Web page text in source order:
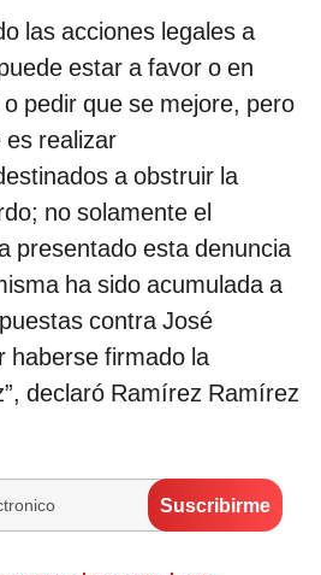
las acciones legales a
estar a favor o en
pedir que se mejore, pero
es realizar
a obstruir la
no solamente el
presentado esta denuncia
ha sido acumulada a
contra José
haberse firmado la
declaró Ramírez Ramírez